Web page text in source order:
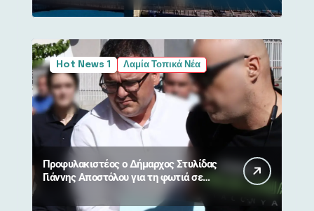
Hot News 1 Λαμία Τοπικά Νέα
Προφυλακιστέος ο Δήμαρχος Στυλίδας
Γιάννης Αποστόλου για τη φωτιά σε